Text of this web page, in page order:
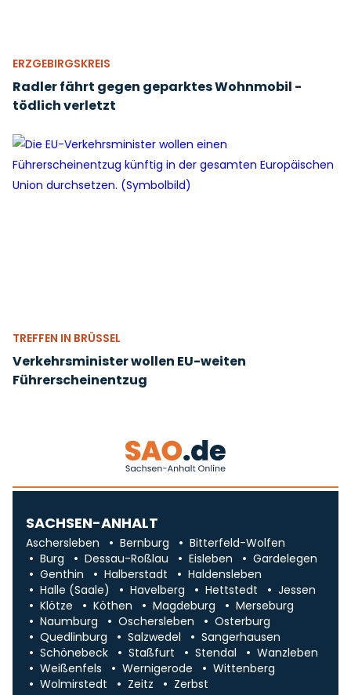
ERZGEBIRGSKREIS
Radler fährt gegen geparktes Wohnmobil -
tödlich verletzt
TREFFEN IN BRÜSSEL
Verkehrsminister wollen EU-weiten
Führerscheinentzug
SACHSEN-ANHALT
Aschersleben Bernburg
Bitterfeld-Wolfen
Burg
Dessau-Roßlau Eisleben
Gardelegen
Genthin
Halberstadt
Haldensleben
Halle (Saale)
Havelberg Hettstedt
Jessen
Klötze
Köthen Magdeburg
Merseburg
Naumburg
Oschersleben
Osterburg
Quedlinburg
Salzwedel
Sangerhausen
Schönebeck
Staßfurt Stendal
Wanzleben
Weißenfels
Wernigerode
Wittenberg
Wolmirstedt
Zeitz Zerbst